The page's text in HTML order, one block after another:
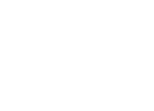
Лицензия на образовательную